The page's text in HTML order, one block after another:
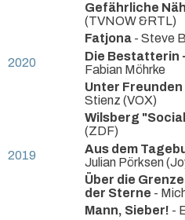
Gefährliche
(TVNOW &RTL)
Fatjona - Steve
2020
Die Bestatterin
Fabian Möhrke
Unter
Stienz (VOX)
Wilsberg
(ZDF)
2019
Aus dem
Julian Pörksen
Über die
der Sterne -
Mann, Sieber! -